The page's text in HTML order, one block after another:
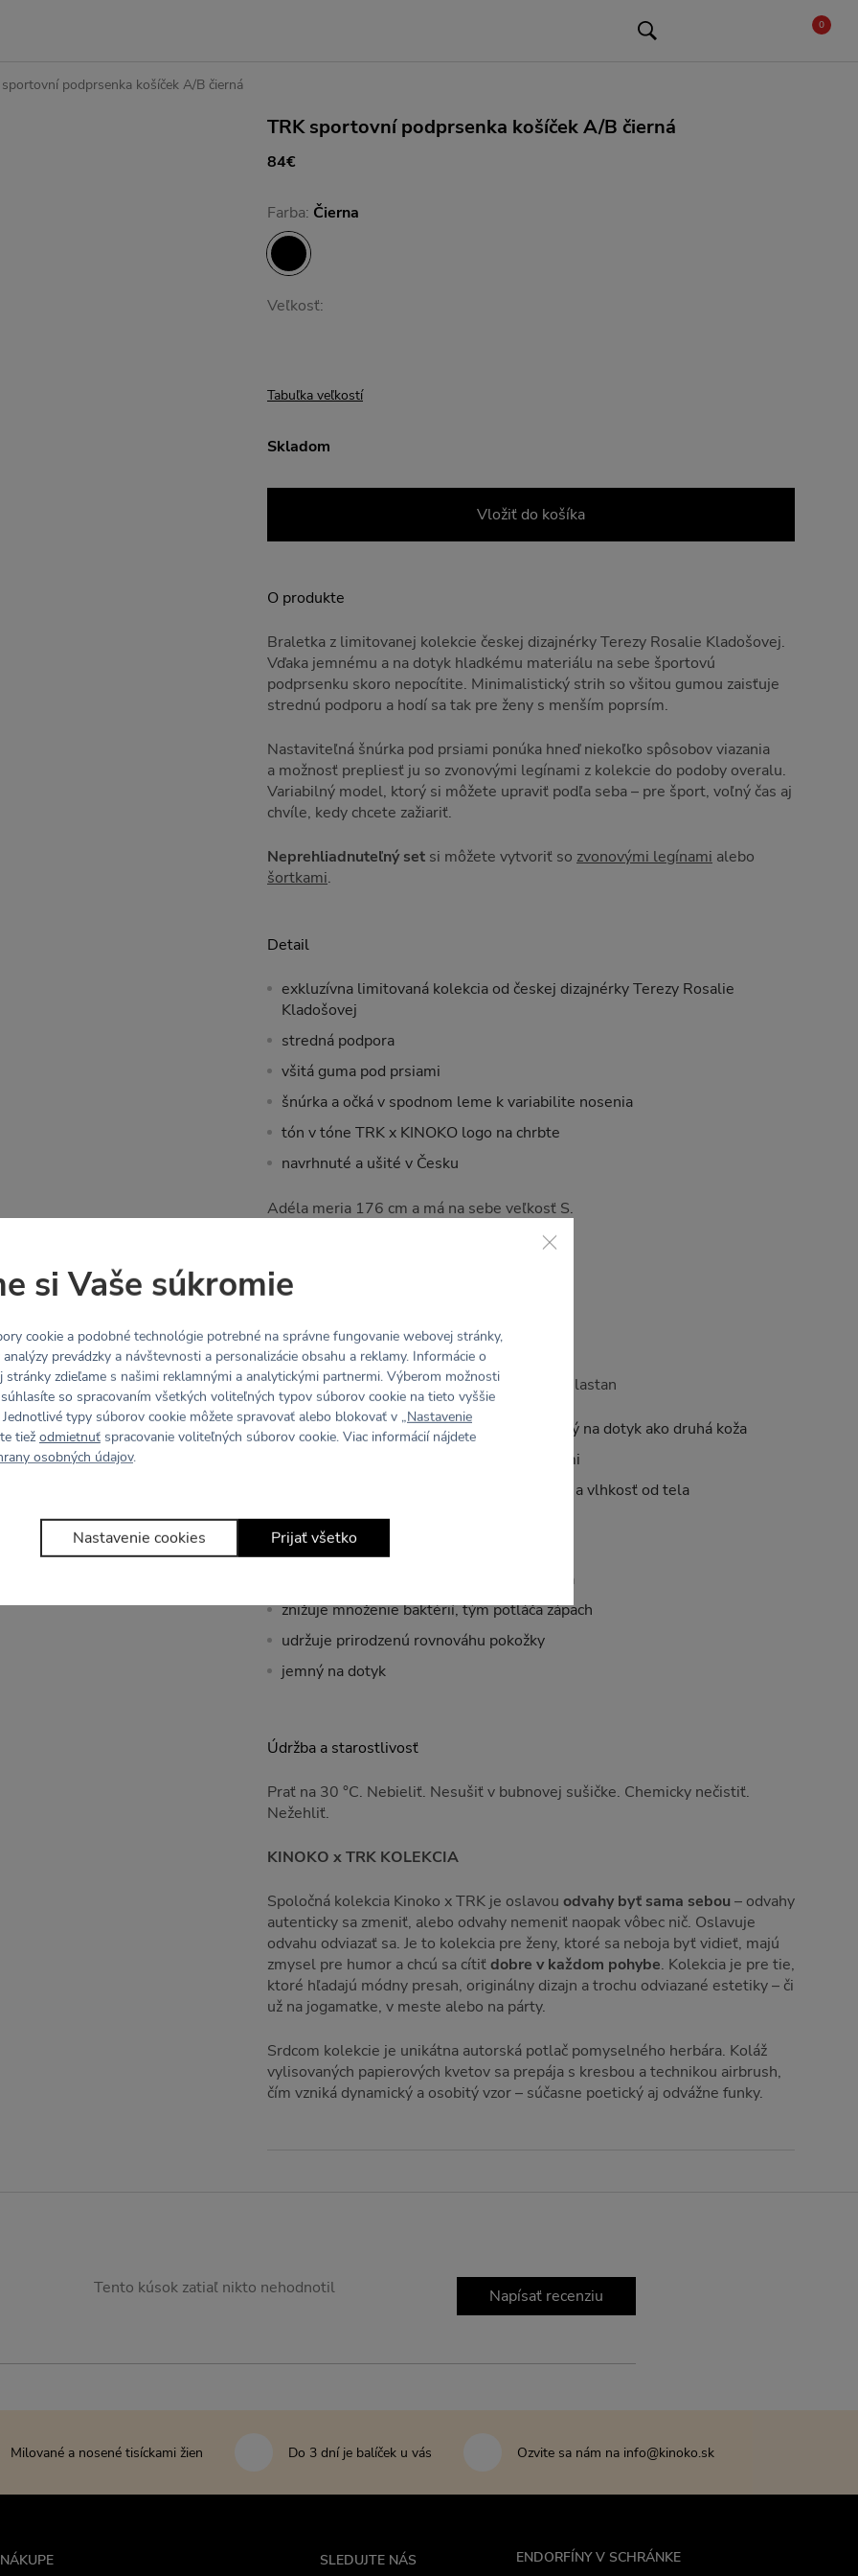
0
sportovní podprsenka košíček A/B čierná
TRK sportovní podprsenka košíček A/B čierná
84€
Farba: Čierna
Veľkosť:
Tabuľka veľkostí
Skladom
Vložiť do košíka
O produkte
Braletka z limitovanej kolekcie českej dizajnérky Terezy Rosalie Kladošovej.
Vďaka jemnému a na dotyk hladkému materiálu na sebe športovú
podprsenku skoro nepocítite. Minimalistický strih so všitou gumou zaisťuje
strednú podporu a hodí sa tak pre ženy s menším poprsím.
Nastaviteľná šnúrka pod prsiami ponúka hneď niekoľko spôsobov viazania
a možnosť prepliesť ju so zvonovými legínami z kolekcie do podoby overalu.
Variabilný model, ktorý si môžete upraviť podľa seba – pre šport, voľný čas aj
chvíle, kedy chcete zažiariť.
Neprehliadnuteľný set si môžete vytvoriť so zvonovými legínami alebo
šortkami.
Detail
exkluzívna limitovaná kolekcia od českej dizajnérky Terezy Rosalie
Kladošovej
stredná podpora
všitá guma pod prsiami
šnúrka a očká v spodnom leme k variabilite nosenia
tón v tóne TRK x KINOKO logo na chrbte
navrhnuté a ušité v Česku
Adéla meria 176 cm a má na sebe veľkosť S.
Recyklovaný hug materiál
Zloženie:83% recyklovaný polyamid, 17% elastan
second skin - ľahký, zamatovo jemný, hebký na dotyk ako druhá koža
4-Way Stretch - elastický všetkými smermi
wicking finish - rýchloschnúci, odvádza pot a vlhkosť od tela
Podšívka Skinlife
špeciálny funkčný materiál s iónmi striebra
znižuje množenie baktérií, tým potláča zápach
udržuje prirodzenú rovnováhu pokožky
jemný na dotyk
Údržba a starostlivosť
Prať na 30 °C. Nebieliť. Nesušiť v bubnovej sušičke. Chemicky nečistiť.
Nežehliť.
KINOKO x TRK KOLEKCIA
Spoločná kolekcia Kinoko x TRK je oslavou odvahy byť sama sebou – odvahy
autenticky sa zmeniť, alebo odvahy nemeniť naopak vôbec nič. Oslavuje
odvahu odviazať sa. Je to kolekcia pre ženy, ktoré sa neboja byť vidieť, majú
zmysel pre humor a chcú sa cítiťdobre v každom pohybe. Kolekcia je pre tie,
ktoré hľadajú módny presah, originálny dizajn a trochu odviazané estetiky – či
už na jogamatke, v meste alebo na párty.
Srdcom kolekcie je unikátna autorská potlač pomyselného herbára. Koláž
vylisovaných papierových kvetov sa prepája s kresbou a technikou airbrush,
čím vzniká dynamický a osobitý vzor – súčasne poetický aj odvážne funky.
Tento kúsok zatiaľ nikto nehodnotil Napísať recenziu
Milované a nosené tisíckami žien Do 3 dní je balíček u vás Ozvite sa nám na info@kinoko.sk
SLEDUJTE NÁS ENDORFÍNY V SCHRÁNKE
si Vaše súkromie
cookie a podobné technológie potrebné na správne fungovanie webovej stránky,
prevádzky a návštevnosti a personalizácie obsahu a reklamy. Informácie o
stránky zdieľame s našimi reklamnými a analytickými partnermi. Výberom možnosti
súhlasíte so spracovaním všetkých voliteľných typov súborov cookie na tieto vyššie
Jednotlivé typy súborov cookie môžete spravovať alebo blokovať v „Nastavenie
tiež odmietnuť spracovanie voliteľných súborov cookie. Viac informácií nájdete
osobných údajov.
Nastavenie cookies Prijať všetko